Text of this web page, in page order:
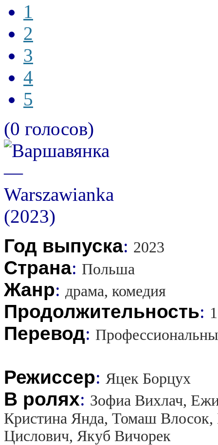
1
2
3
4
5
(0 голосов)
Год выпуска: 2023
Страна: Польша
Жанр: драма, комедия
Продолжительность:
Перевод:
Режиссер: Яцек Борцух
В ролях: Зофиа Вихлач,
Кристина Янда, Томаш
Цислович, Якуб Вичорек